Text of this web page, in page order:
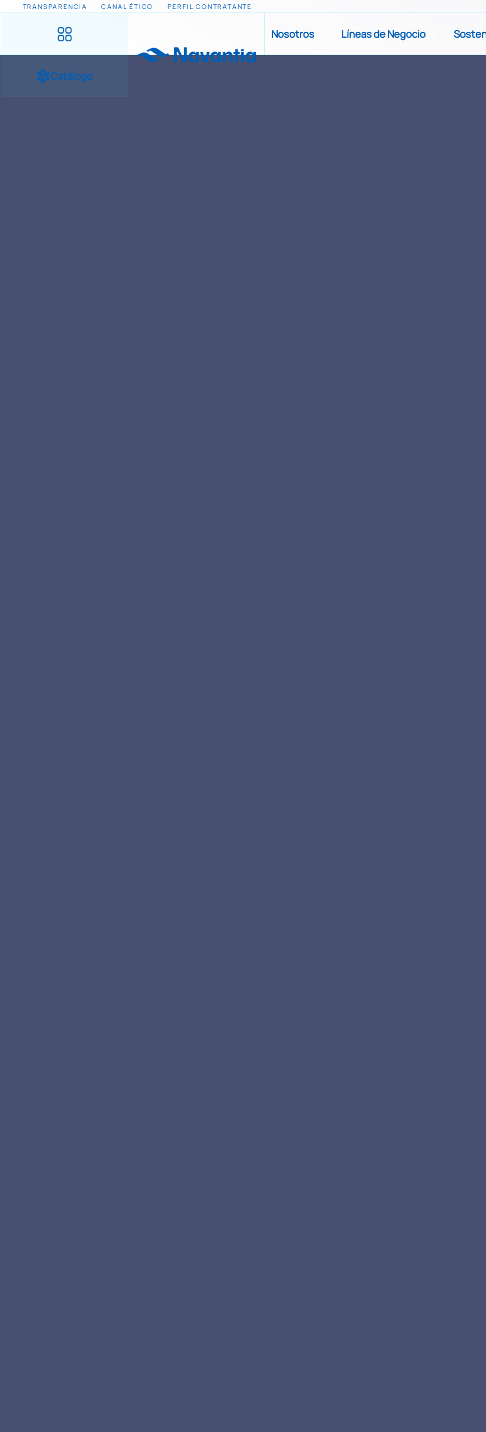
TRANSPARENCIA CANAL ÉTICO PERFIL CONTRATANTE
Catálogo
Nosotros Líneas de Negocio